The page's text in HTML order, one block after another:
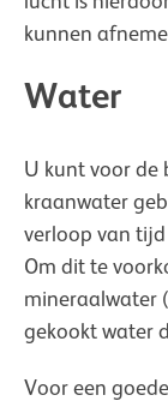
kunnen
Water
U kunt voor de
kraanwater
verloop van
Om dit te
mineraalwater
gekookt water
Voor een